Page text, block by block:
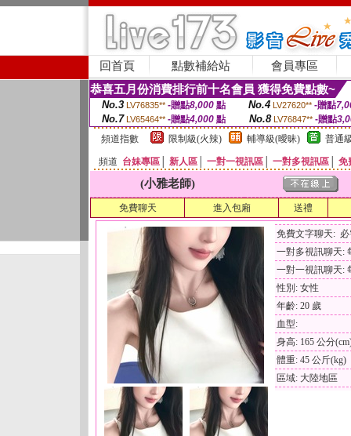
回首頁 點數補給站 會員專區
恭喜五月份消費排行前十名會員 獲得免費點數~
No.3 LV76835** -贈點8,000點 No.4 LV27620** -贈點
No.7 LV65464** -贈點4,000 點 No.8 LV76847** -贈點
頻道指數
限制級(火辣) 輔導級(曖昧) 普通
頻道 台妹專區 新人區 一對一視訊區 一對多視訊區 免
(小雅老師)
免費聊天 進入包廂 送禮
免費文字聊天:
一對多視訊聊天:
一對一視訊聊天:
性別: 女性
年齡: 20 歲
血型:
身高: 165 公分
體重: 45 公斤(kg)
區域: 大陸地區